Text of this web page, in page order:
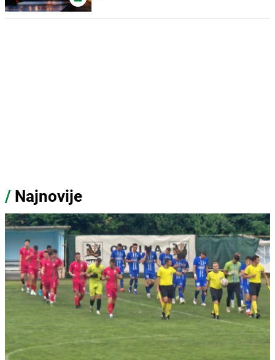
/ Najnovije